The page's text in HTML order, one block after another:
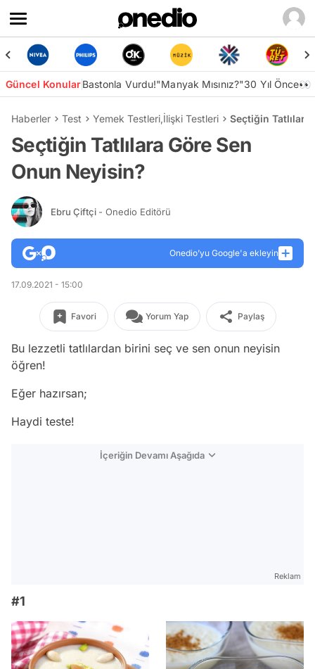
Güncel KonularBastonla Vurdu!"Manyak Mısınız?"30 Yıl Önce👀
Haberler Test Yemek Testleri,İlişki Testleri Seçtiğin
Seçtiğin Tatlılara Göre Sen
Onun Neyisin?
Ebru Çiftçi - Onedio Editörü
Onedio’yu Google'a ekleyin
17.09.2021 - 15:00
Favori Yorum Yap Paylaş
Bu lezzetli tatlılardan birini seç ve sen onun neyisin
öğren!
Eğer hazırsan;
Haydi teste!
İçeriğin Devamı Aşağıda
Reklam
#1